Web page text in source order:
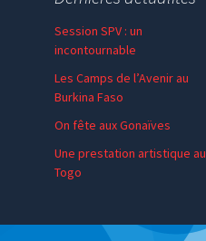
Session SPV : un
incontournable
Les Camps de l’Avenir au
Burkina Faso
On fête aux Gonaïves
Une prestation artistique au
Togo